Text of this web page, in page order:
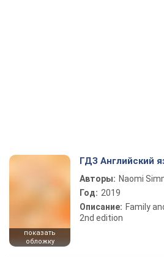
показать
обложку
ГДЗ Английский
Авторы: Naomi
Год: 2019
Описание: Family
2nd edition